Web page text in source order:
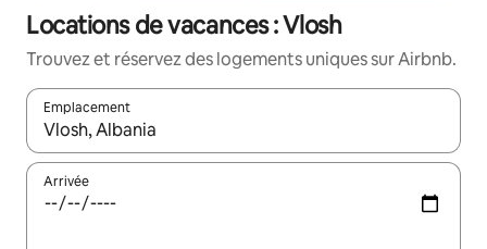
Locations de vacances : Vlosh
Trouvez et réservez des logements uniques sur Airbnb.
Emplacement
Quand les résultats sont affichés, parcourez-les en utilisant
Arrivée